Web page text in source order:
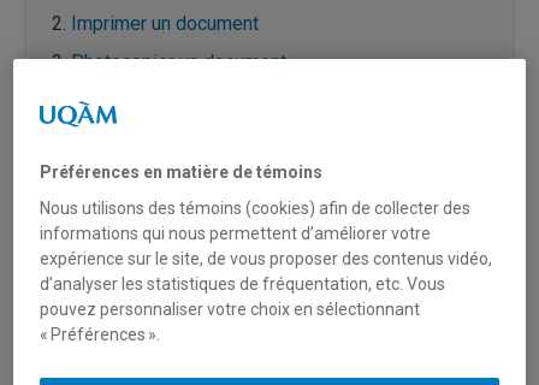
Imprimer un document
Photocopier un document
Numériser un document
Informations pratiques
Les appareils sont configurés en mode recto-verso par
Préférences en matière de témoins
Nous utilisons des témoins (cookies) afin de collecter des
informations qui nous permettent d’améliorer votre
expérience sur le site, de vous proposer des contenus vidéo,
d’analyser les statistiques de fréquentation, etc. Vous
pouvez personnaliser votre choix en sélectionnant
« Préférences ».